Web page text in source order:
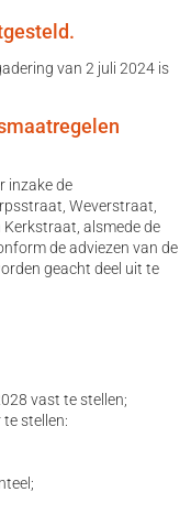
van 2 juli 2024 is
inzake de
Weverstraat,
alsmede de
de adviezen van de
geacht deel uit te
vast te stellen;
stellen: